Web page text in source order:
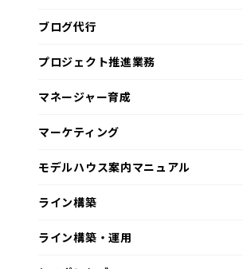
ブログ代行
プロジェクト推進業務
マネージャー育成
マーケティング
モデルハウス案内マニュアル
ライン構築
ライン構築・運用